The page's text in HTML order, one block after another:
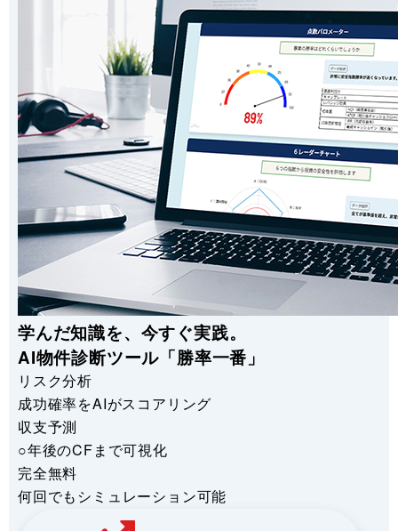
学んだ知識を、今すぐ実践。
AI物件診断ツール「勝率一番」
リスク分析
成功確率をAIがスコアリング
収支予測
○年後のCFまで可視化
完全無料
何回でもシミュレーション可能